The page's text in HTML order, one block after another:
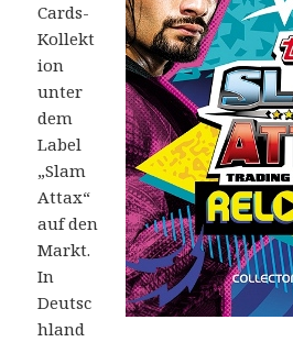
Cards-
Kollekt
ion
unter
dem
Label
„Slam
Attax“
auf den
Markt.
In
Deutsc
hland